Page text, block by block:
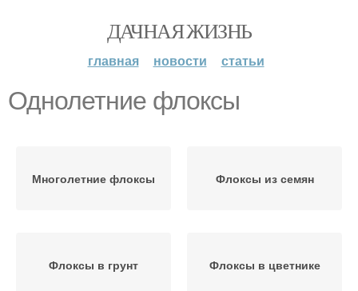
ДАЧНАЯ ЖИЗНЬ
главная новости статьи
Однолетние флоксы
Многолетние флоксы Флоксы из семян
Флоксы в грунт Флоксы в цветнике